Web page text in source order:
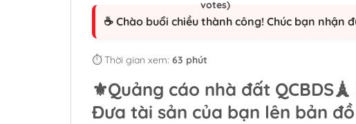
☕ Chào buổi chiều thành công! Chúc bạn nhận
⏱️ Thời gian xem: 63 phút
⚜️Quảng cáo nhà đất QCBDS
Đưa tài sản của bạn lên bản